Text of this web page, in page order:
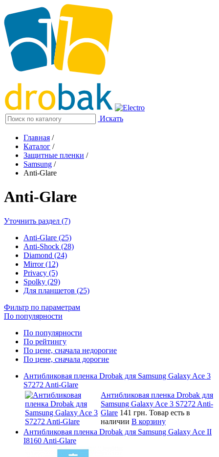
Искать
Главная /
Каталог /
Защитные пленки /
Samsung /
Anti-Glare
Anti-Glare
Уточнить раздел (7)
Anti-Glare (25)
Anti-Shock (28)
Diamond (24)
Mirror (12)
Privacy (5)
Spolky (29)
Для планшетов (25)
Фильтр по параметрам
По популярности
По популярности
По рейтингу
По цене, сначала недорогие
По цене, сначала дорогие
Антибликовая пленка Drobak для Samsung Galaxy Ace 3
S7272 Anti-Glare
Антибликовая пленка Drobak для
Samsung Galaxy Ace 3 S7272 Anti-
Glare 141 грн. Товар есть в
наличии В корзину
Антибликовая пленка Drobak для Samsung Galaxy Ace II
I8160 Anti-Glare